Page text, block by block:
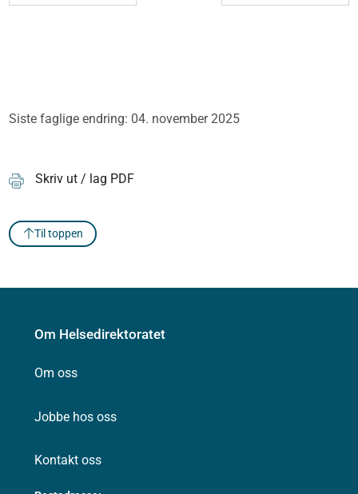
Siste faglige endring: 04. november 2025
Skriv ut / lag PDF
Til toppen
Om Helsedirektoratet
Om oss
Jobbe hos oss
Kontakt oss